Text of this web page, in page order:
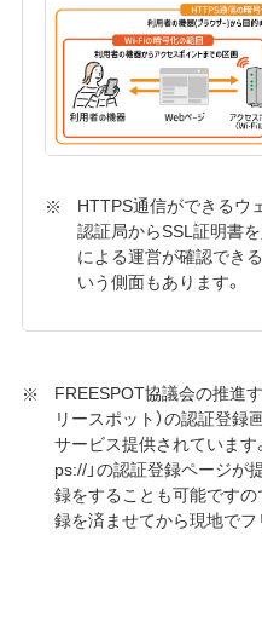
HTTPS通信ができるウ
認証局からSSL証明書
による運営が確認でき
いう側面もあります。
FREESPOT協議会の推進
リースポット）の認証登録
サービス提供されています。
ps://」の認証登録ページが
録をすることも可能です
録を済ませてから現地でフ